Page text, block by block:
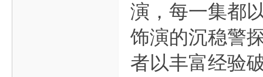
演，每一集都
饰演的沉稳警
者以丰富经验